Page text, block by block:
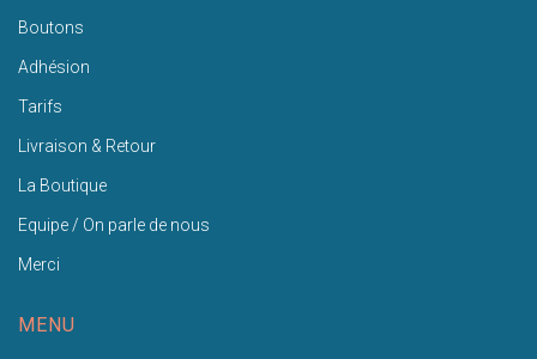
Boutons
Adhésion
Tarifs
Livraison & Retour
La Boutique
Equipe / On parle de nous
Merci
MENU